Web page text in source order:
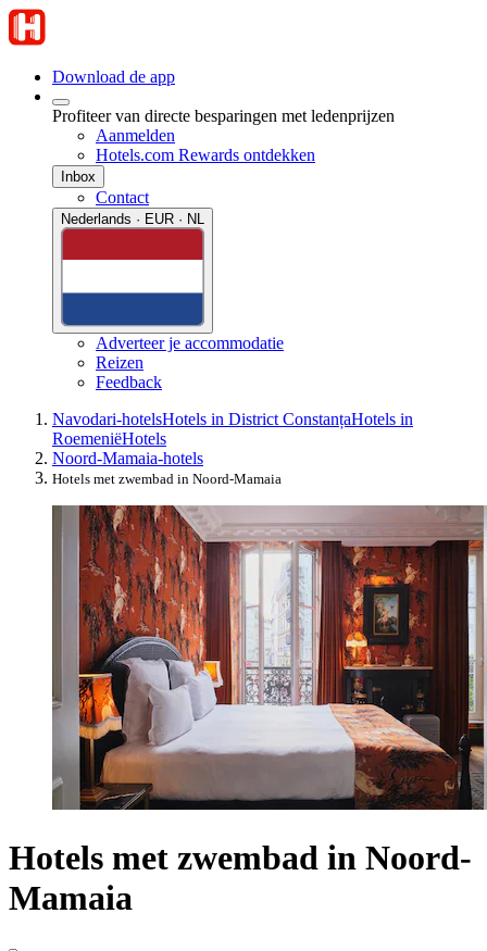
Download de app
Profiteer van directe besparingen met ledenprijzen
Aanmelden
Hotels.com Rewards ontdekken
Inbox
Contact
Nederlands · EUR · NL
Adverteer je accommodatie
Reizen
Feedback
Navodari-hotelsHotels in District ConstanțaHotels in
RoemeniëHotels
Noord-Mamaia-hotels
Hotels met zwembad in Noord-Mamaia
Hotels met zwembad in Noord-
Mamaia